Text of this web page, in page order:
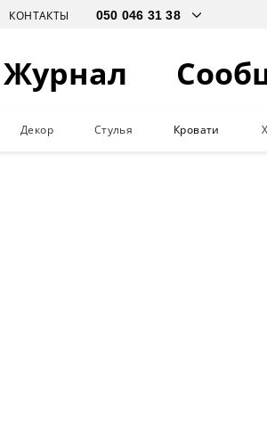
КОНТАКТЫ
Журнал
Декор Стулья Кровати